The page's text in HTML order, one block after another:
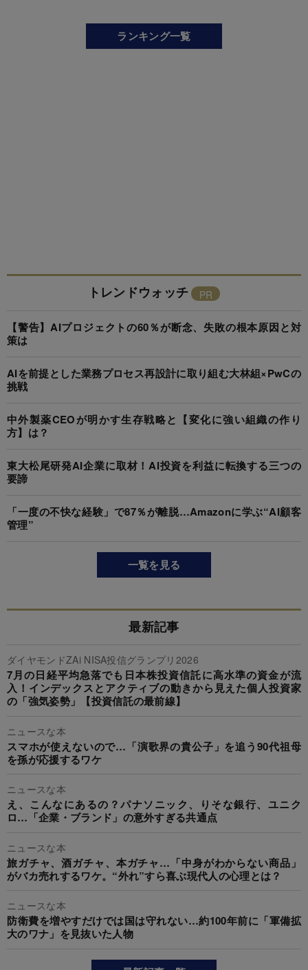
ランキング一覧
トレンドウォッチ
【警告】AIプロジェクトの60％が断念、失敗の根本原因と対
策は
AIを前提とした業務プロセス再設計に取り組む大林組×PwCの
挑戦
中外製薬CEOが明かす生存戦略と【変化に強い組織の作り
方】は？
東大松尾研発AI企業に取材！AI投資を利益に転換する三つの
要諦
「一度の不快な経験」で87％が離脱…Amazonに学ぶ“AI顧客
管理”
一覧を見る
最新記事
ダイヤモンドZAi NISA投信グランプリ2026
7月の日経平均急落でも日本株投資信託に高水準の資金が流
入！インデックスとアクティブの動きから見えた個人投資家
の「強気姿勢」【投資信託の最前線】
ニュースな本
スマホが使えないので…「演歌界の貴公子」を追う90代祖母
を孫が応援するワケ
ニュースな本
え、こんなにあるの？パナソニック、りそな銀行、ユニク
ロ…「企業・ブランド」の意外すぎる共通点
ニュースな本
旅ガチャ、酒ガチャ、本ガチャ…「中身がわからない商品」
がバカ売れするワケ。“外れ”すら喜ぶ現代人の心理とは？
ニュースな本
防衛費を増やすだけでは国は守れない…約100年前に「軍備拡
大のワナ」を見抜いた人物